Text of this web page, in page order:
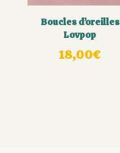
Boucles d’oreilles
Lovpop
18,00€